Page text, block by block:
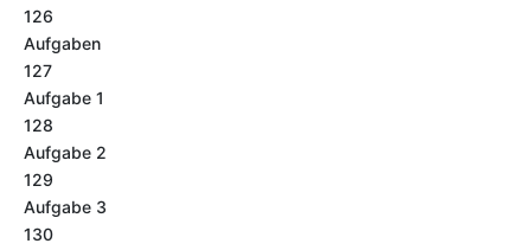
126
Aufgaben
127
Aufgabe 1
128
Aufgabe 2
129
Aufgabe 3
130